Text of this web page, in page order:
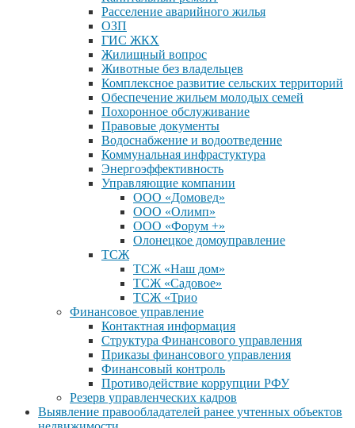
Расселение аварийного жилья
ОЗП
ГИС ЖКХ
Жилищный вопрос
Животные без владельцев
Комплексное развитие сельских территорий
Обеспечение жильем молодых семей
Похоронное обслуживание
Правовые документы
Водоснабжение и водоотведение
Коммунальная инфрастуктура
Энергоэффективность
Управляющие компании
ООО «Домовед»
ООО «Олимп»
ООО «Форум +»
Олонецкое домоуправление
ТСЖ
ТСЖ «Наш дом»
ТСЖ «Садовое»
ТСЖ «Трио
Финансовое управление
Контактная информация
Структура Финансового управления
Приказы финансового управления
Финансовый контроль
Противодействие коррупции РФУ
Резерв управленческих кадров
Выявление правообладателей ранее учтенных объектов